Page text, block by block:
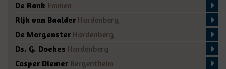
De Rank Emmen
Rijk van Baalder Hardenberg
De Morgenster Hardenberg
Ds. G. Doekes Hardenberg
Casper Diemer Bergentheim